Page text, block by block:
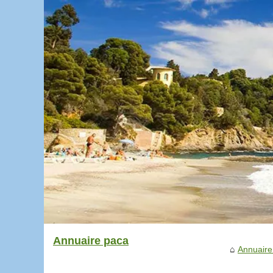
Annuaire paca